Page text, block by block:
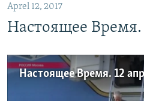
Aprel 12, 2017
Настоящее Время.
Настоящее Время. 12